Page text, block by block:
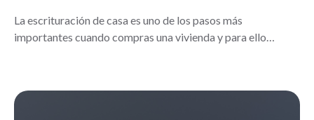
La escrituración de casa es uno de los pasos más
importantes cuando compras una vivienda y para ello…